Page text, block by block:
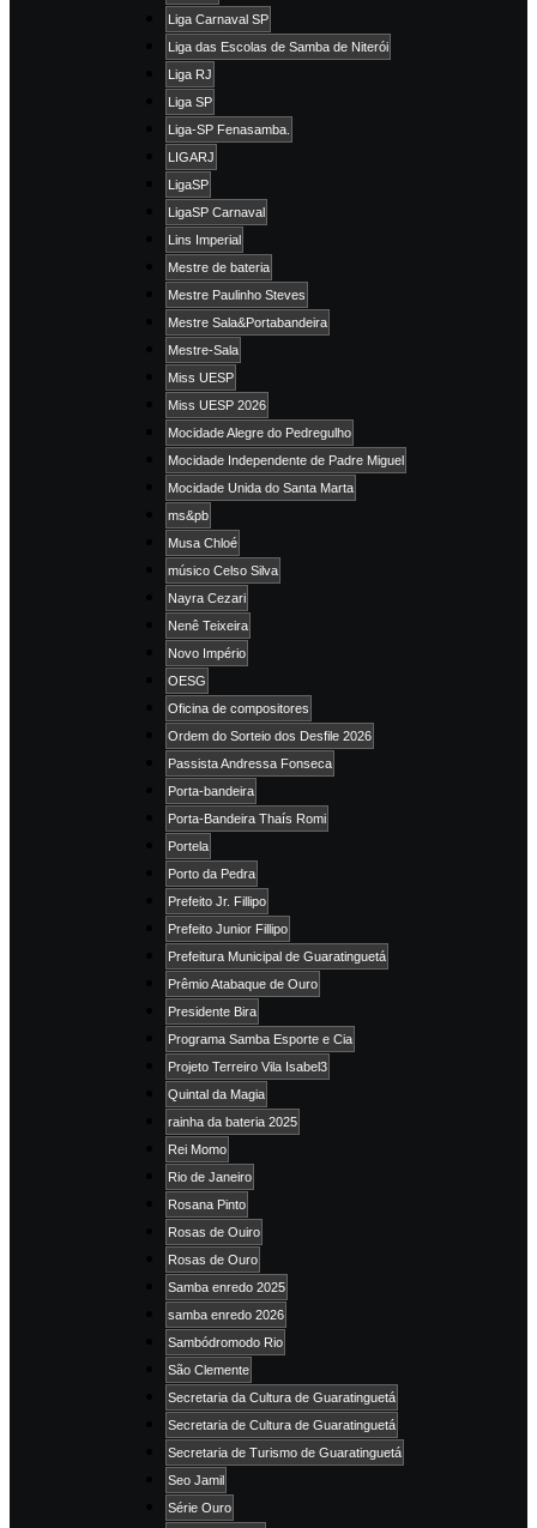
Liga Carnaval SP
Liga das Escolas de Samba de Niterói
Liga RJ
Liga SP
Liga-SP Fenasamba.
LIGARJ
LigaSP
LigaSP Carnaval
Lins Imperial
Mestre de bateria
Mestre Paulinho Steves
Mestre Sala&Portabandeira
Mestre-Sala
Miss UESP
Miss UESP 2026
Mocidade Alegre do Pedregulho
Mocidade Independente de Padre Miguel
Mocidade Unida do Santa Marta
ms&pb
Musa Chloé
músico Celso Silva
Nayra Cezari
Nenê Teixeira
Novo Império
OESG
Oficina de compositores
Ordem do Sorteio dos Desfile 2026
Passista Andressa Fonseca
Porta-bandeira
Porta-Bandeira Thaís Romi
Portela
Porto da Pedra
Prefeito Jr. Fillipo
Prefeito Junior Fillipo
Prefeitura Municipal de Guaratinguetá
Prêmio Atabaque de Ouro
Presidente Bira
Programa Samba Esporte e Cia
Projeto Terreiro Vila Isabel3
Quintal da Magia
rainha da bateria 2025
Rei Momo
Rio de Janeiro
Rosana Pinto
Rosas de Ouiro
Rosas de Ouro
Samba enredo 2025
samba enredo 2026
Sambódromodo Rio
São Clemente
Secretaria da Cultura de Guaratinguetá
Secretaria de Cultura de Guaratinguetá
Secretaria de Turismo de Guaratinguetá
Seo Jamil
Série Ouro